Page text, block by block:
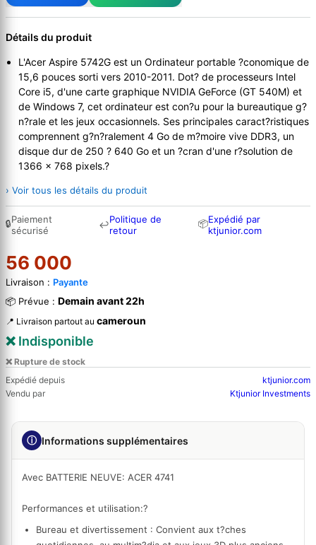
Détails du produit
L'Acer Aspire 5742G est un Ordinateur portable ?conomique de
15,6 pouces sorti vers 2010-2011. Dot? de processeurs Intel
Core i5, d'une carte graphique NVIDIA GeForce (GT 540M) et
de Windows 7, cet ordinateur est con?u pour la bureautique g?
n?rale et les jeux occasionnels. Ses principales caract?ristiques
comprennent g?n?ralement 4 Go de m?moire vive DDR3, un
disque dur de 250 ? 640 Go et un ?cran d'une r?solution de
1366 x 768 pixels.?
› Voir tous les détails du produit
🔒Paiement
sécurisé
↩Politique de
retour
📦Expédié par
ktjunior.com
56 000
Livraison : Payante
📦 Prévue : Demain avant 22h
📍 Livraison partout au cameroun
❌ Indisponible
❌ Rupture de stock
Expédié depuis
ktjunior.com
Vendu par
Ktjunior Investments
ⓘ Informations supplémentaires
Avec BATTERIE NEUVE: ACER 4741
Performances et utilisation:?
Bureau et divertissement : Convient aux t?ches